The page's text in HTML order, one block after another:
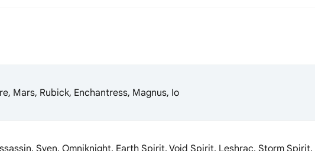
Mars, Rubick, Enchantress, Magnus, Io